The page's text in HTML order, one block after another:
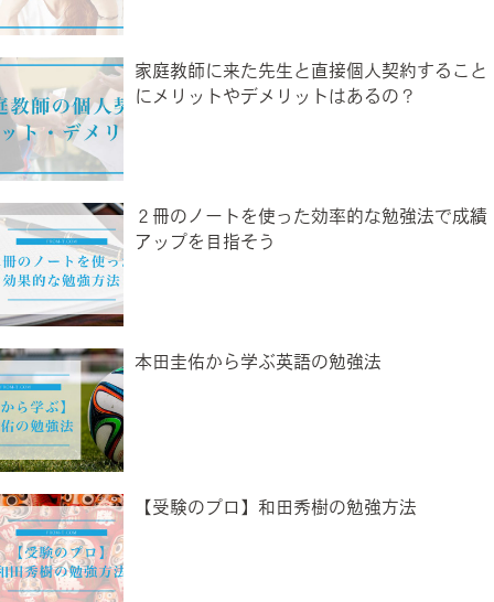
家庭教師に来た先生と直接個人契約すること
にメリットやデメリットはあるの？
２冊のノートを使った効率的な勉強法で成績
アップを目指そう
本田圭佑から学ぶ英語の勉強法
【受験のプロ】和田秀樹の勉強方法